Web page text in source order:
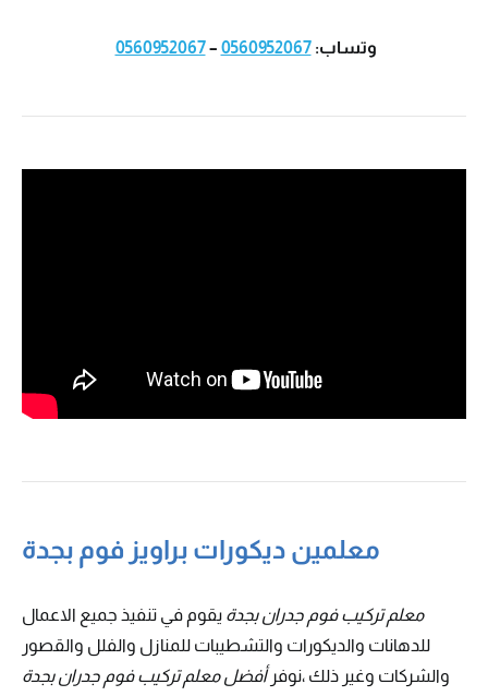
وتساب:0560952067
–
0560952067
معلمين ديكورات براويز فوم بجدة
معلم تركيب فوم جدران بجدة يقوم في تنفيذ جميع الاعمال
للدهانات والديكورات والتشطيبات للمنازل والفلل والقصور
والشركات وغير ذلك ،نوفرأفضل معلم تركيب فوم جدران بجدة